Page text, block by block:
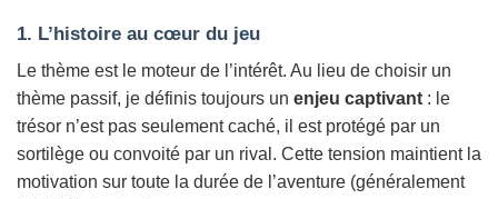
1. L’histoire au cœur du jeu
Le thème est le moteur de l’intérêt. Au lieu de choisir un
thème passif, je définis toujours un enjeu captivant : le
trésor n’est pas seulement caché, il est protégé par un
sortilège ou convoité par un rival. Cette tension maintient la
motivation sur toute la durée de l’aventure (généralement